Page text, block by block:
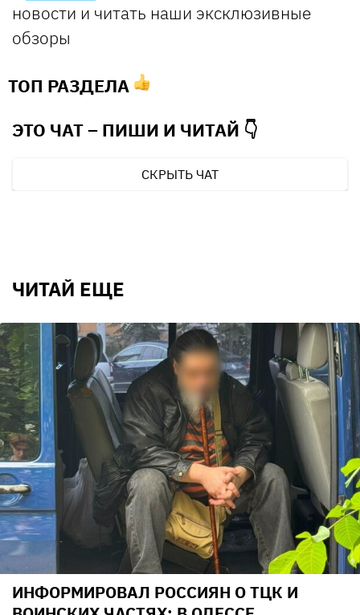
новости и читать наши эксклюзивные
обзоры
ТОП РАЗДЕЛА
ЭТО ЧАТ – ПИШИ И ЧИТАЙ 👇
СКРЫТЬ ЧАТ
ЧИТАЙ ЕЩЕ
ИНФОРМИРОВАЛ РОССИЯН О ТЦК И